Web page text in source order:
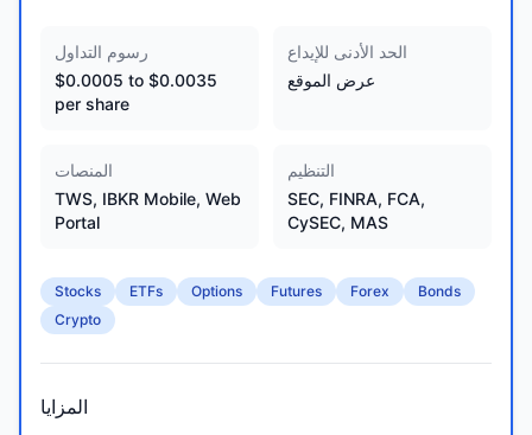
رسوم التداول
$0.0005 to $0.0035
per share
الحد الأدنى للإيداع
عرض الموقع
المنصات
TWS, IBKR Mobile, Web
Portal
التنظيم
SEC, FINRA, FCA,
CySEC, MAS
Stocks ETFs Options Futures Forex
Bonds
Crypto
المزايا